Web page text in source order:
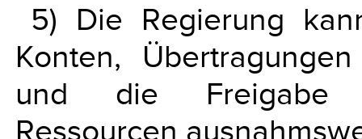
5) Die Regierung
Konten,
und die Freigabe
Ressourcen